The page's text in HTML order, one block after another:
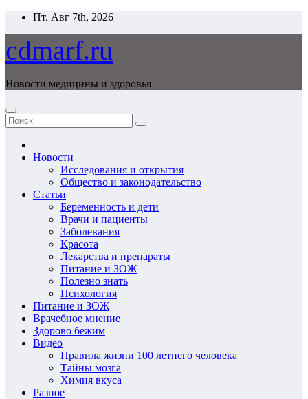
Перейти
содержимому
Пт. Авг 7th, 2026
cdmarf.ru
Новости медицины и здоровья
Новости
Исследования и открытия
Общество и законодательство
Статьи
Беременность и дети
Врачи и пациенты
Заболевания
Красота
Лекарства и препараты
Питание и ЗОЖ
Полезно знать
Психология
Питание и ЗОЖ
Врачебное мнение
Здорово бежим
Видео
Правила жизни 100 летнего человека
Тайны мозга
Химия вкуса
Разное